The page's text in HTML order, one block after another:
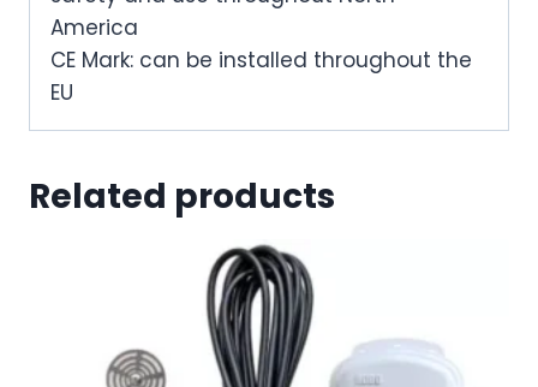
America
CE Mark: can be installed throughout the
EU
Related products